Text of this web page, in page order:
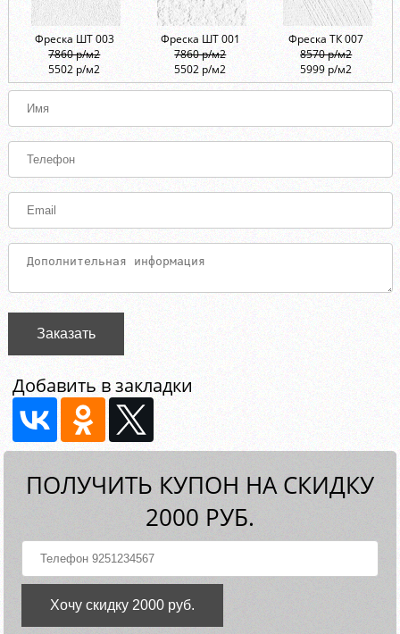
Фреска ШТ 003
7860 р/м2
5502 р/м2
Фреска ШТ 001
7860 р/м2
5502 р/м2
Фреска ТК 007
8570 р/м2
5999 р/м2
Заказать
Добавить в закладки
ПОЛУЧИТЬ КУПОН НА СКИДКУ
2000 РУБ.
Хочу скидку 2000 руб.